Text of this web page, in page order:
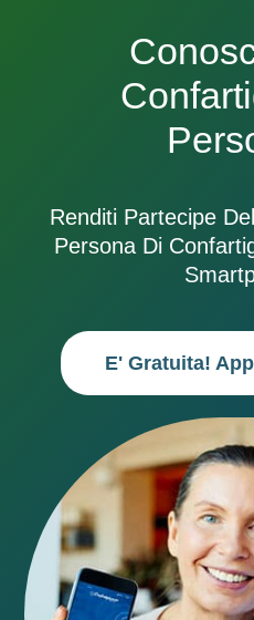
Renditi Partecipe
Persona Di
E' Gratuita!